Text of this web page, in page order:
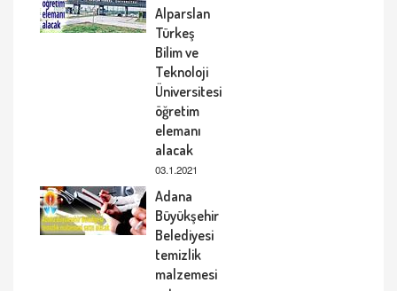
Alparslan
Türkeş
Bilim ve
Teknoloji
Üniversitesi
öğretim
elemanı
alacak
03.1.2021
Adana
Büyükşehir
Belediyesi
temizlik
malzemesi